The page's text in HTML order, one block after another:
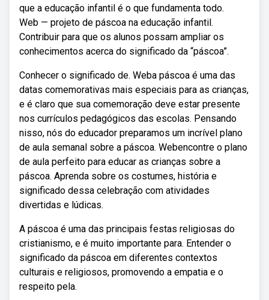
que a educação infantil é o que fundamenta todo.
Web — projeto de páscoa na educação infantil.
Contribuir para que os alunos possam ampliar os
conhecimentos acerca do significado da “páscoa”.
Conhecer o significado de. Weba páscoa é uma das
datas comemorativas mais especiais para as crianças,
e é claro que sua comemoração deve estar presente
nos currículos pedagógicos das escolas. Pensando
nisso, nós do educador preparamos um incrível plano
de aula semanal sobre a páscoa. Webencontre o plano
de aula perfeito para educar as crianças sobre a
páscoa. Aprenda sobre os costumes, história e
significado dessa celebração com atividades
divertidas e lúdicas.
A páscoa é uma das principais festas religiosas do
cristianismo, e é muito importante para. Entender o
significado da páscoa em diferentes contextos
culturais e religiosos, promovendo a empatia e o
respeito pela.